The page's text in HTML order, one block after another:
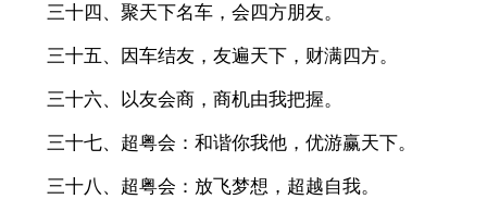
三十四、聚天下名车，会四方朋友。
三十五、因车结友，友遍天下，财满四方。
三十六、以友会商，商机由我把握。
三十七、超粤会：和谐你我他，优游赢天下。
三十八、超粤会：放飞梦想，超越自我。